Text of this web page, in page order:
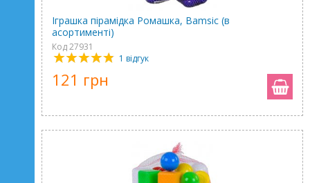
Іграшка пірамідка Ромашка, Bamsic (в
асортименті)
Код 27931
1 відгук
121 грн